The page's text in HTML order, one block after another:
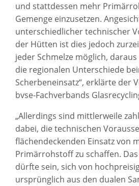
und stattdessen mehr
Gemenge einzusetzen.
unterschiedlicher technischer
der Hütten ist dies jedoch
jeder Schmelze möglich,
die regionalen Unterschiede
Scherbeneinsatz“, erklärte der
bvse-Fachverbands
„Allerdings sind mittlerweile
dabei, die technischen
flächendeckenden Einsatz von
Primärrohstoff zu schaffen.
dürfte sein, sich von
ursprünglich aus den dualen